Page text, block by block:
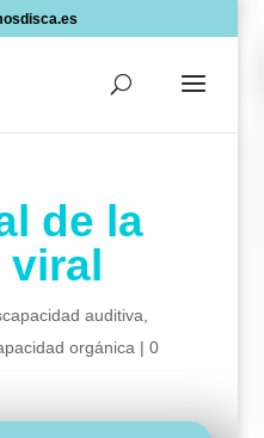
de la
auditiva
orgánica | 0